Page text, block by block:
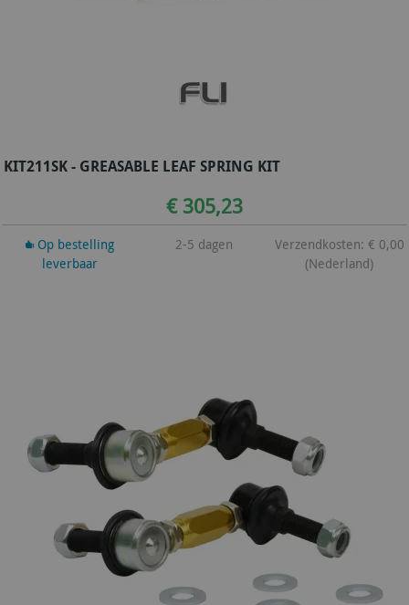
KIT211SK - GREASABLE LEAF SPRING KIT
€ 305,23
Op bestelling
leverbaar
2-5 dagen
Verzendkosten: € 0,00
(Nederland)